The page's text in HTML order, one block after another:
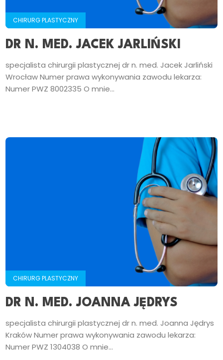
CHIRURG PLASTYCZNY
DR N. MED. JACEK JARLIŃSKI
specjalista chirurgii plastycznej dr n. med. Jacek Jarliński
Wrocław Numer prawa wykonywania zawodu lekarza:
Numer PWZ 8002335 O mnie...
CHIRURG PLASTYCZNY
DR N. MED. JOANNA JĘDRYS
specjalista chirurgii plastycznej dr n. med. Joanna Jędrys
Kraków Numer prawa wykonywania zawodu lekarza:
Numer PWZ 1304038 O mnie...